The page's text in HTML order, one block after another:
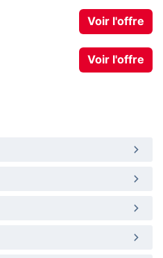
Voir l'offre
Voir l'offre